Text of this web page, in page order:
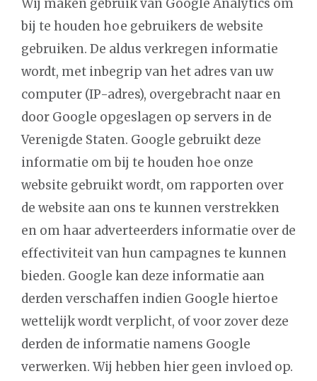
Wij maken gebruik van Google Analytics om
bij te houden hoe gebruikers de website
gebruiken. De aldus verkregen informatie
wordt, met inbegrip van het adres van uw
computer (IP-adres), overgebracht naar en
door Google opgeslagen op servers in de
Verenigde Staten. Google gebruikt deze
informatie om bij te houden hoe onze
website gebruikt wordt, om rapporten over
de website aan ons te kunnen verstrekken
en om haar adverteerders informatie over de
effectiviteit van hun campagnes te kunnen
bieden. Google kan deze informatie aan
derden verschaffen indien Google hiertoe
wettelijk wordt verplicht, of voor zover deze
derden de informatie namens Google
verwerken. Wij hebben hier geen invloed op.